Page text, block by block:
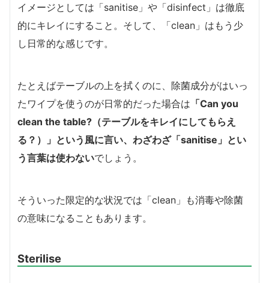
イメージとしては「sanitise」や「disinfect」は徹底
的にキレイにすること。そして、「clean」はもう少
し日常的な感じです。
たとえばテーブルの上を拭くのに、除菌成分がはいっ
たワイプを使うのが日常的だった場合は 「Can you
clean the table?（テーブルをキレイにしてもらえ
る？）」という風に言い、わざわざ「sanitise」とい
う言葉は使わないでしょう。
そういった限定的な状況では「clean」も消毒や除菌
の意味になることもあります。
Sterilise